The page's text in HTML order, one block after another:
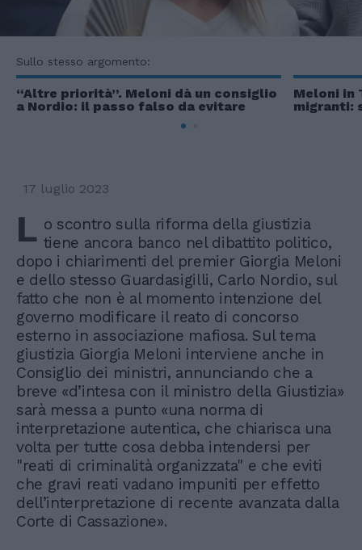
Sullo stesso argomento:
“Altre priorità”. Meloni dà un consiglio
a Nordio: il passo falso da evitare
Meloni in
migranti:
17 luglio 2023
L o scontro sulla riforma della giustizia
tiene ancora banco nel dibattito politico,
dopo i chiarimenti del premier Giorgia Meloni
e dello stesso Guardasigilli, Carlo Nordio, sul
fatto che non è al momento intenzione del
governo modificare il reato di concorso
esterno in associazione mafiosa. Sul tema
giustizia Giorgia Meloni interviene anche in
Consiglio dei ministri, annunciando che a
breve «d’intesa con il ministro della Giustizia»
sarà messa a punto «una norma di
interpretazione autentica, che chiarisca una
volta per tutte cosa debba intendersi per
"reati di criminalità organizzata" e che eviti
che gravi reati vadano impuniti per effetto
dell’interpretazione di recente avanzata dalla
Corte di Cassazione».